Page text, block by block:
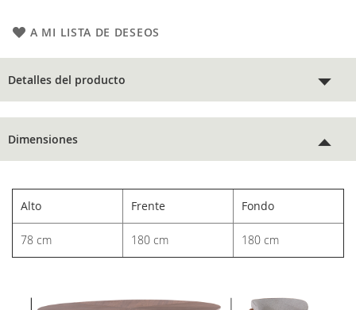
A MI LISTA DE DESEOS
Detalles del producto
Dimensiones
Alto Frente Fondo
78 cm 180 cm 180 cm